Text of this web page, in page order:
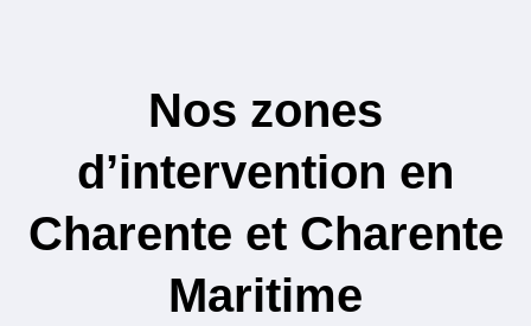
Nos zones
d’intervention en
Charente et Charente
Maritime